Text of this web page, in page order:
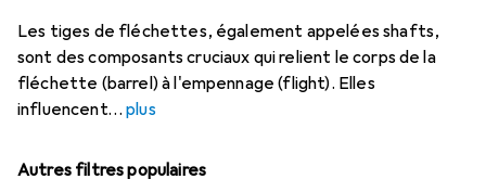
Les tiges de fléchettes, également appelées shafts,
sont des composants cruciaux qui relient le corps de la
fléchette (barrel) à l'empennage (flight). Elles
influencent
plus
Autres filtres populaires